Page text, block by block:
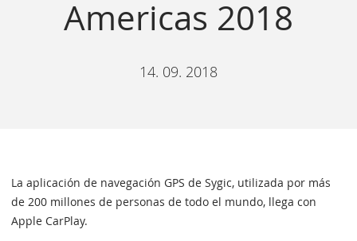
Americas 2018
14. 09. 2018
La aplicación de navegación GPS de Sygic, utilizada por más
de 200 millones de personas de todo el mundo, llega con
Apple CarPlay.